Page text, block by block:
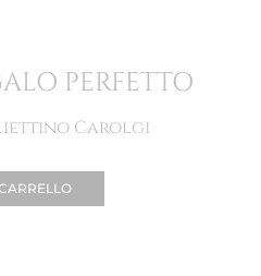
PERFETTO
Carolgi